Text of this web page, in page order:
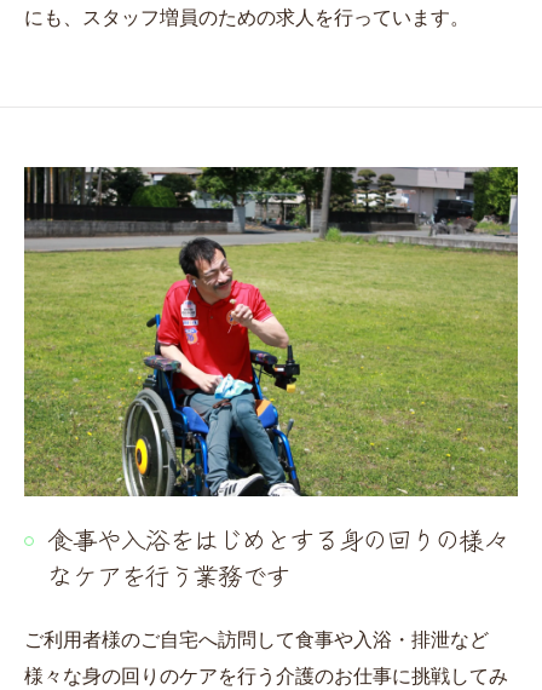
にも、スタッフ増員のための求人を行っています。
食事や入浴をはじめとする身の回りの様々
なケアを行う業務です
ご利用者様のご自宅へ訪問して食事や入浴・排泄など
様々な身の回りのケアを行う介護のお仕事に挑戦してみ